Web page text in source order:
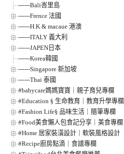
------Bali峇里島
------Frence 法國
------H.K & macaue 港澳
------ITALY 義大利
------JAPEN日本
------Korea韓國
------Singapore 新加坡
------Thai 泰國
#babycare媽媽寶寶｜親子育兒專欄
#Education § 生命教育｜教育升學專欄
#Fashion Life§ 品味生活｜隨筆專欄
#Food美食懶人包食記分享｜美食專欄
#Home 居家裝潢設計｜軟裝風格設計
#Recipe廚房點滴｜食譜專欄